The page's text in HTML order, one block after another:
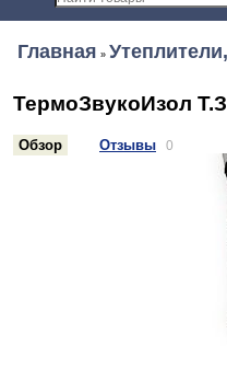
Главная »
ТермоЗвукоИзол
Обзор Отзывы 0